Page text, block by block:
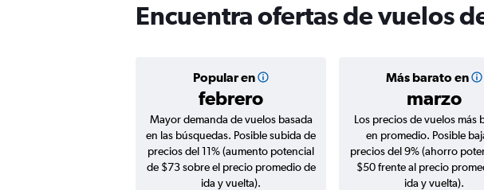
Encuentra ofertas de vuelos
Popular en
febrero
Más barato en
marzo
Mayor demanda de vuelos basada
en las búsquedas. Posible subida de
precios del 11% (aumento potencial
de $73 sobre el precio promedio de
ida y vuelta).
Los precios de vuelos más
en promedio. Posible
precios del 9% (ahorro
$50 frente al precio
ida y vuelta).